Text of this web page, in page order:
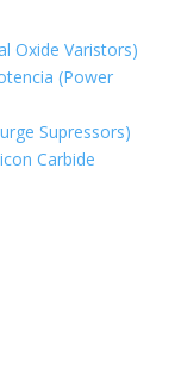
Oxide Varistors)
(Power
Supressors)
Carbide